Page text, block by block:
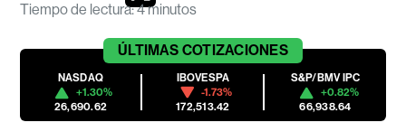
Tiempo de lectura:4 minutos
ÚLTIMAS COTIZACIONES
NASDAQ
+1.30%
26,690.62
IBOVESPA
-1.73%
172,513.42
S&P/BMV IPC
+0.82%
66,938.64